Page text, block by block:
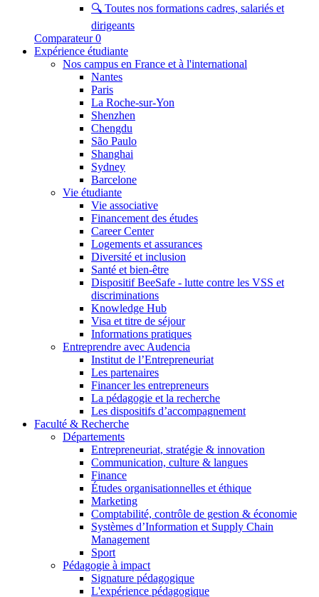
🔍 Toutes nos formations cadres, salariés et
dirigeants
Comparateur 0
Expérience étudiante
Nos campus en France et à l'international
Nantes
Paris
La Roche-sur-Yon
Shenzhen
Chengdu
São Paulo
Shanghai
Sydney
Barcelone
Vie étudiante
Vie associative
Financement des études
Career Center
Logements et assurances
Diversité et inclusion
Santé et bien-être
Dispositif BeeSafe - lutte contre les VSS et
discriminations
Knowledge Hub
Visa et titre de séjour
Informations pratiques
Entreprendre avec Audencia
Institut de l’Entrepreneuriat
Les partenaires
Financer les entrepreneurs
La pédagogie et la recherche
Les dispositifs d’accompagnement
Faculté & Recherche
Départements
Entrepreneuriat, stratégie & innovation
Communication, culture & langues
Finance
Études organisationnelles et éthique
Marketing
Comptabilité, contrôle de gestion & économie
Systèmes d’Information et Supply Chain
Management
Sport
Pédagogie à impact
Signature pédagogique
L'expérience pédagogique